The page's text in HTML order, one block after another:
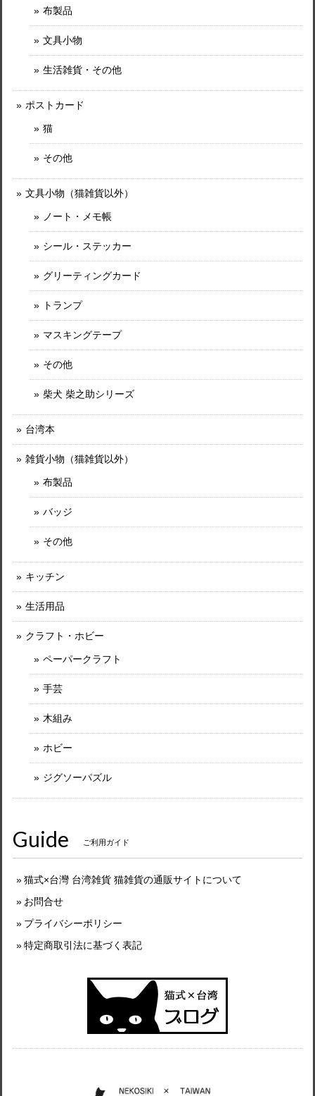
布製品
文具小物
生活雑貨・その他
ポストカード
猫
その他
文具小物（猫雑貨以外）
ノート・メモ帳
シール・ステッカー
グリーティングカード
トランプ
マスキングテープ
その他
柴犬 柴之助シリーズ
台湾本
雑貨小物（猫雑貨以外）
布製品
バッジ
その他
キッチン
生活用品
クラフト・ホビー
ペーパークラフト
手芸
木組み
ホビー
ジグソーパズル
Guide ご利用ガイド
猫式×台灣 台湾雑貨 猫雑貨の通販サイトについて
お問合せ
プライバシーポリシー
特定商取引法に基づく表記